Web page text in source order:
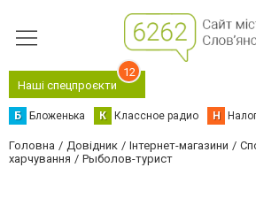
Наші спецпроєкти
12
Б Бложенька К Классное радио Н
Головна Довідник Інтернет-магазини
харчування
Рыболов-турист